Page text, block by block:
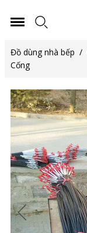
Đồ dùng nhà bếp /
Cống